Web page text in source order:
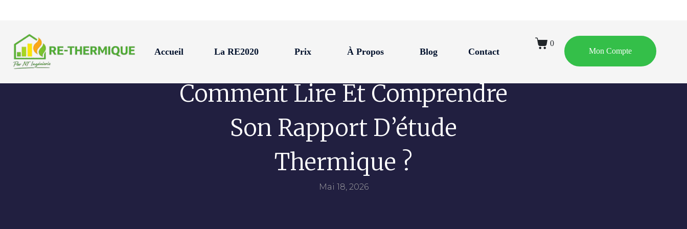
Accueil La RE2020 Prix À Propos Blog Contact
0
Mon Compte
Comment Lire Et Comprendre
Son Rapport D’étude
Thermique ?
Mai 18, 2026